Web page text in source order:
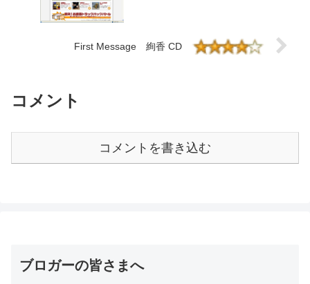
First Message 絢香 CD
コメント
コメントを書き込む
ブロガーの皆さまへ